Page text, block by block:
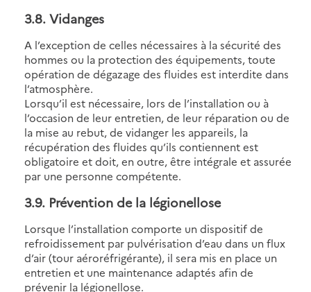
3.8. Vidanges
A l’exception de celles nécessaires à la sécurité des
hommes ou la protection des équipements, toute
opération de dégazage des fluides est interdite dans
l’atmosphère.
Lorsqu’il est nécessaire, lors de l’installation ou à
l’occasion de leur entretien, de leur réparation ou de
la mise au rebut, de vidanger les appareils, la
récupération des fluides qu’ils contiennent est
obligatoire et doit, en outre, être intégrale et assurée
par une personne compétente.
3.9. Prévention de la légionellose
Lorsque l’installation comporte un dispositif de
refroidissement par pulvérisation d’eau dans un flux
d’air (tour aéroréfrigérante), il sera mis en place un
entretien et une maintenance adaptés afin de
prévenir la légionellose.